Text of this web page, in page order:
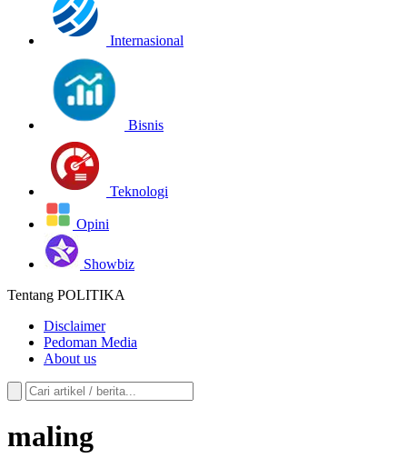
Internasional
Bisnis
Teknologi
Opini
Showbiz
Tentang POLITIKA
Disclaimer
Pedoman Media
About us
maling